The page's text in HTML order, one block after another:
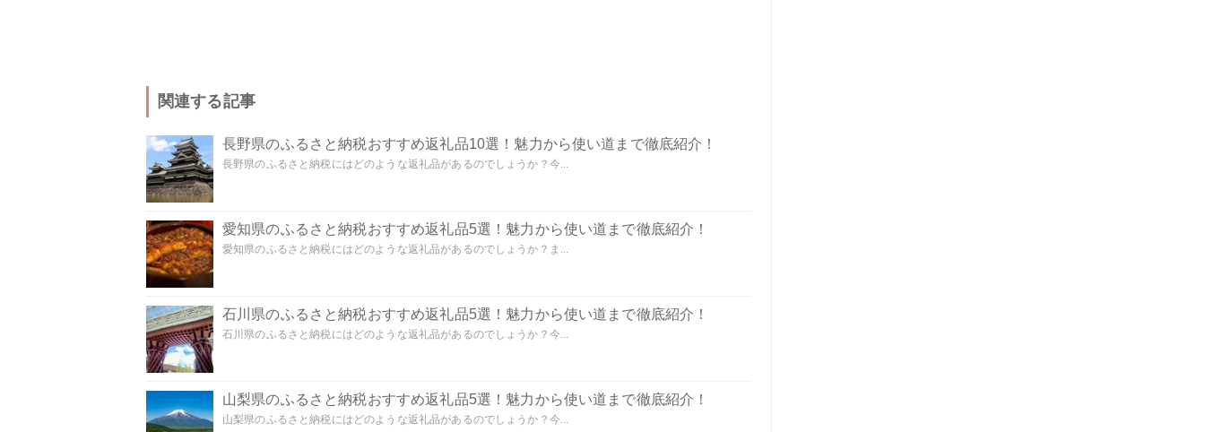
関連する記事
長野県のふるさと納税おすすめ返礼品10選！魅力から使い道まで徹底紹介！
長野県のふるさと納税にはどのような返礼品があるのでしょうか？今...
愛知県のふるさと納税おすすめ返礼品5選！魅力から使い道まで徹底紹介！
愛知県のふるさと納税にはどのような返礼品があるのでしょうか？ま...
石川県のふるさと納税おすすめ返礼品5選！魅力から使い道まで徹底紹介！
石川県のふるさと納税にはどのような返礼品があるのでしょうか？今...
山梨県のふるさと納税おすすめ返礼品5選！魅力から使い道まで徹底紹介！
山梨県のふるさと納税にはどのような返礼品があるのでしょうか？今...